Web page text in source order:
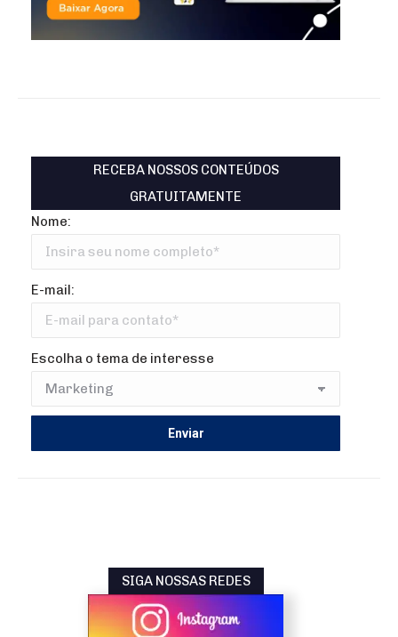
RECEBA NOSSOS CONTEÚDOS
GRATUITAMENTE
Nome:
E-mail:
Escolha o tema de interesse
SIGA NOSSAS REDES